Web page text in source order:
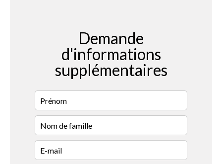
Demande
d'informations
supplémentaires